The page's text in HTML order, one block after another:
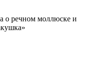
о речном моллюске и